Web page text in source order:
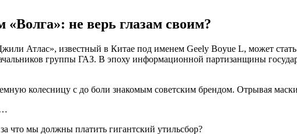
не верь глазам своим?
Атлас», известный в Китае под именем Geely Boyue L, может
группы ГАЗ. В эпоху информационной партизанщины
колесницу с до боли знакомым советским брендом. Отрывая